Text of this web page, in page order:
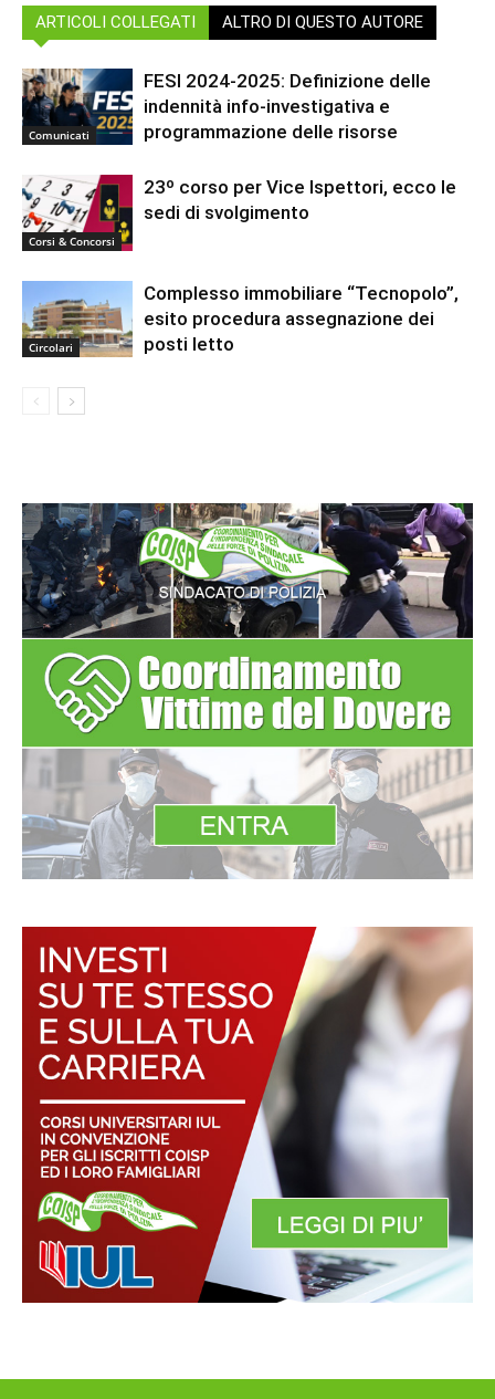
ARTICOLI COLLEGATI ALTRO DI QUESTO AUTORE
Comunicati
FESI 2024-2025: Definizione delle
indennità info-investigativa e
programmazione delle risorse
Corsi & Concorsi
23º corso per Vice Ispettori, ecco le
sedi di svolgimento
Circolari
Complesso immobiliare “Tecnopolo”,
esito procedura assegnazione dei
posti letto